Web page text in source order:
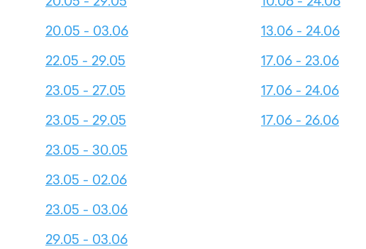
20.05 - 03.06
22.05 - 29.05
23.05 - 27.05
23.05 - 29.05
23.05 - 30.05
23.05 - 02.06
23.05 - 03.06
29.05 - 03.06
13.06 - 24.06
17.06 - 23.06
17.06 - 24.06
17.06 - 26.06